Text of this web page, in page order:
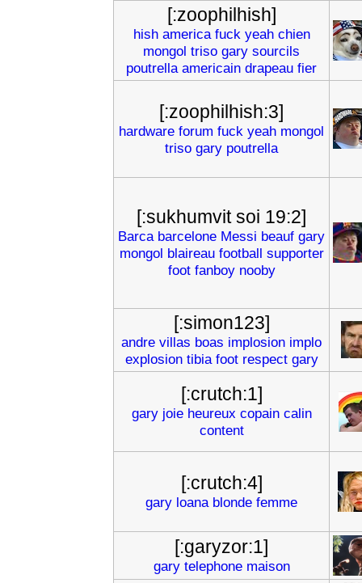
[:zoophilhish]
hish america fuck yeah chien
mongol triso gary sourcils
poutrella americain drapeau fier
[:zoophilhish:3]
hardware forum fuck yeah mongol
triso gary poutrella
[:sukhumvit soi 19:2]
Barca barcelone Messi beauf gary
mongol blaireau football supporter
foot fanboy nooby
[:simon123]
andre villas boas implosion implo
explosion tibia foot respect gary
[:crutch:1]
gary joie heureux copain calin
content
[:crutch:4]
gary loana blonde femme
[:garyzor:1]
gary telephone maison